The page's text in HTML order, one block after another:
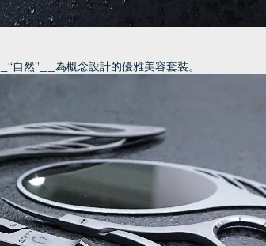
自然”__為概念設計的優雅美容套裝。